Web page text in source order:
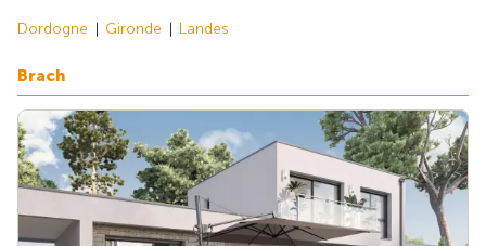
Dordogne Gironde Landes
Brach